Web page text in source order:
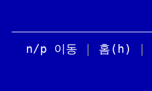
n/p 이동 | 홈(h) |